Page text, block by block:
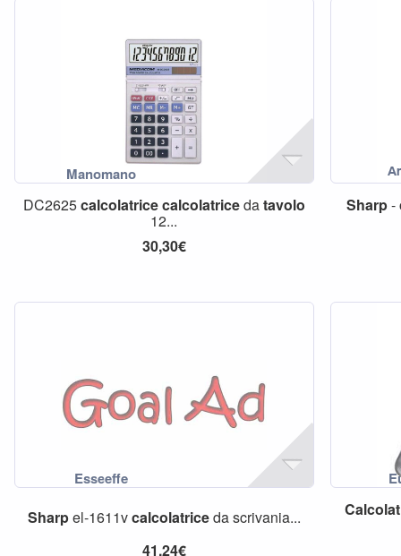
DC2625calcolatricecalcolatricedatavolo
12...
30,30€
Sharp-
Sharpel-1611vcalcolatriceda scrivania...
41,24€